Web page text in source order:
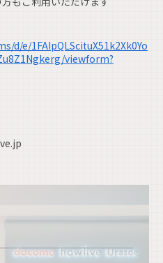
d/e/1FAIpQLScituX51k2Xk0Yo
viewform?